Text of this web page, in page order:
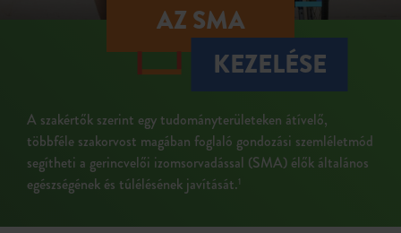
AZ SMA
KEZELÉSE
A szakértők szerint egy tudományterületeken átívelő,
többféle szakorvost magában foglaló gondozási szemléletmód
segítheti a gerincvelői izomsorvadással (SMA) élők általános
egészségének és túlélésének javítását.1